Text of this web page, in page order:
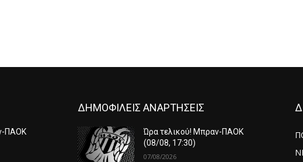
ΠΑΟΚ
ΔΗΜΟΦΙΛΕΙΣ ΑΝΑΡΤΗΣΕΙΣ
Ώρα τελικού! Μπραν-ΠΑΟΚ
(08/08, 17:30)
07/08/2026